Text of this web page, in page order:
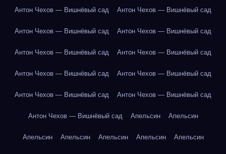
Антон Чехов — Вишнёвый сад Антон Чехов — Вишнёвый сад
Антон Чехов — Вишнёвый сад Антон Чехов — Вишнёвый сад
Антон Чехов — Вишнёвый сад Антон Чехов — Вишнёвый сад
Антон Чехов — Вишнёвый сад Антон Чехов — Вишнёвый сад
Антон Чехов — Вишнёвый сад Антон Чехов — Вишнёвый сад
Антон Чехов — Вишнёвый сад Апельсин Апельсин
Апельсин Апельсин Апельсин Апельсин Апельсин